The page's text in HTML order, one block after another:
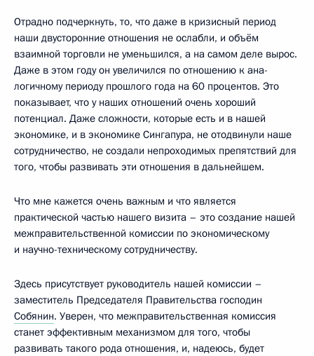
Отрадно подчеркнуть, то, что даже в кризисный период
наши двусторонние отношения не ослабли, и объём
взаимной торговли не уменьшился, а на самом деле вырос.
Даже в этом году он увеличился по отношению к ана­
логичному периоду прошлого года на 60 процентов. Это
показывает, что у наших отношений очень хороший
потенциал. Даже сложности, которые есть и в нашей
экономике, и в экономике Сингапура, не отодвинули наше
сотрудничество, не создали непроходимых препятствий для
того, чтобы развивать эти отношения в дальнейшем.
Что мне кажется очень важным и что является
практической частью нашего визита – это создание нашей
межправительственной комиссии по экономическому
и научно-техническому сотрудничеству.
Здесь присутствует руководитель нашей комиссии –
заместитель Председателя Правительства господин
Собянин. Уверен, что межправительственная комиссия
станет эффективным механизмом для того, чтобы
развивать такого рода отношения, и, надеюсь, будет